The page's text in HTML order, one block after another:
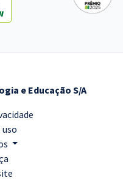
e Educação S/A